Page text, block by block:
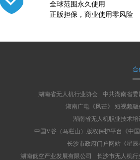
全球范围永久使用
正版担保，商业使用零风险
合
中共湖南省委
湖南省无人机行业协会
湖南广电《风芒》 短视频融
湖南省无人机职业技术培
中国V谷（马栏山）版权保护平台《中国
长沙市政府门户网站《星辰
长沙市无人机行
湖南低空产业发展有限公司